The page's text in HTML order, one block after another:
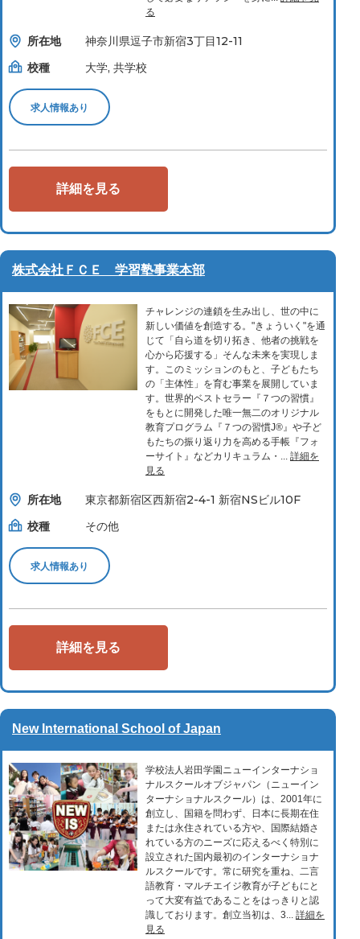
る
所在地
神奈川県逗子市新宿3丁目12-11
校種
大学, 共学校
求人情報あり
詳細を見る
株式会社ＦＣＥ 学習塾事業本部
チャレンジの連鎖を生み出し、世の中に
新しい価値を創造する。"きょういく"を通
じて「自ら道を切り拓き、他者の挑戦を
心から応援する」そんな未来を実現しま
す。このミッションのもと、子どもたち
の「主体性」を育む事業を展開していま
す。世界的ベストセラー『７つの習慣』
をもとに開発した唯一無二のオリジナル
教育プログラム『７つの習慣J®』や子ど
もたちの振り返り力を高める手帳『フォ
ーサイト』などカリキュラム・... 詳細を
見る
所在地
東京都新宿区西新宿2-4-1 新宿NSビル10F
校種
その他
求人情報あり
詳細を見る
New International School of Japan
学校法人岩田学園ニューインターナショ
ナルスクールオブジャパン（ニューイン
ターナショナルスクール）は、2001年に
創立し、国籍を問わず、日本に長期在住
または永住されている方や、国際結婚さ
れている方のニーズに応えるべく特別に
設立された国内最初のインターナショナ
ルスクールです。常に研究を重ね、二言
語教育・マルチエイジ教育が子どもにと
って大変有益であることをはっきりと認
識しております。創立当初は、3... 詳細を
見る